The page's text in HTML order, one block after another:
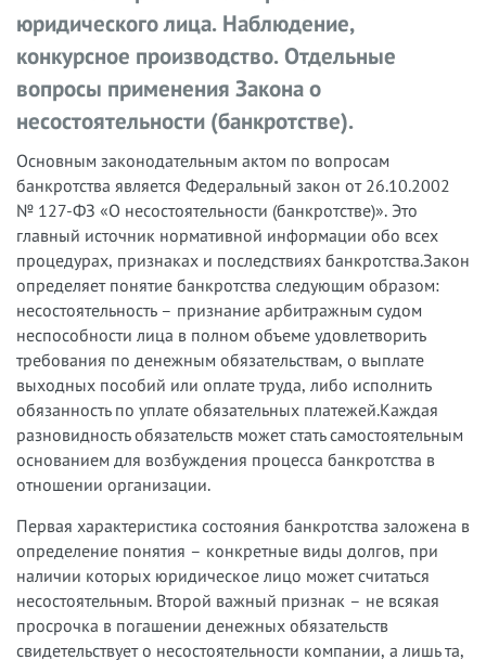
юридического лица. Наблюдение,
конкурсное производство. Отдельные
вопросы применения Закона о
несостоятельности (банкротстве).
Основным законодательным актом по вопросам
банкротства является Федеральный закон от 26.10.2002
№ 127-ФЗ «О несостоятельности (банкротстве)». Это
главный источник нормативной информации обо всех
процедурах, признаках и последствиях банкротства.Закон
определяет понятие банкротства следующим образом:
несостоятельность – признание арбитражным судом
неспособности лица в полном объеме удовлетворить
требования по денежным обязательствам, о выплате
выходных пособий или оплате труда, либо исполнить
обязанность по уплате обязательных платежей.Каждая
разновидность обязательств может стать самостоятельным
основанием для возбуждения процесса банкротства в
отношении организации.
Первая характеристика состояния банкротства заложена в
определение понятия – конкретные виды долгов, при
наличии которых юридическое лицо может считаться
несостоятельным. Второй важный признак – не всякая
просрочка в погашении денежных обязательств
свидетельствует о несостоятельности компании, а лишь та,